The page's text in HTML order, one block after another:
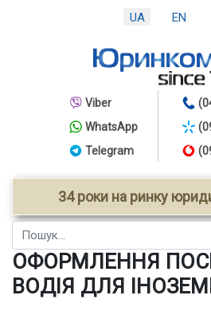
UA EN
Viber
WhatsApp
Telegram
34 роки на ринку
Пошук
ОФОРМЛЕННЯ
ВОДІЯ ДЛЯ